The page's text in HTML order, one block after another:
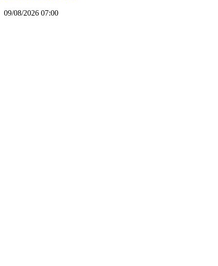
09/08/2026 07:00